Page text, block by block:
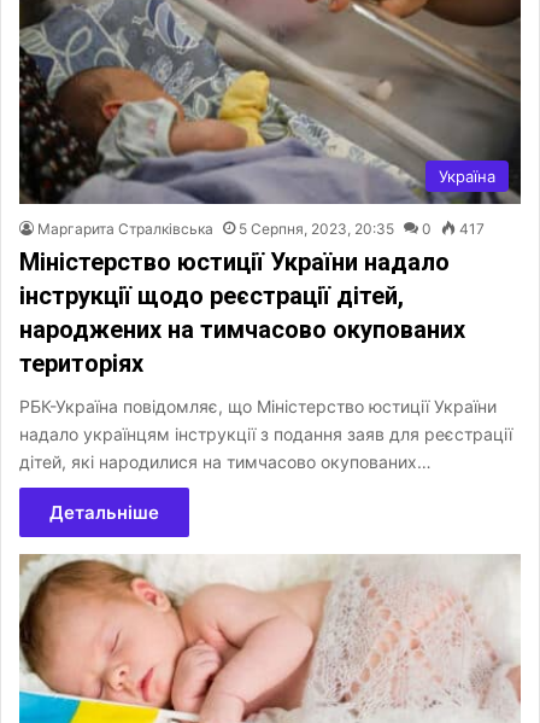
Україна
Маргарита Стралківська 5 Серпня, 2023, 20:35 0 417
Міністерство юстиції України надало
інструкції щодо реєстрації дітей,
народжених на тимчасово окупованих
територіях
РБК-Україна повідомляє, що Міністерство юстиції України
надало українцям інструкції з подання заяв для реєстрації
дітей, які народилися на тимчасово окупованих…
Детальніше